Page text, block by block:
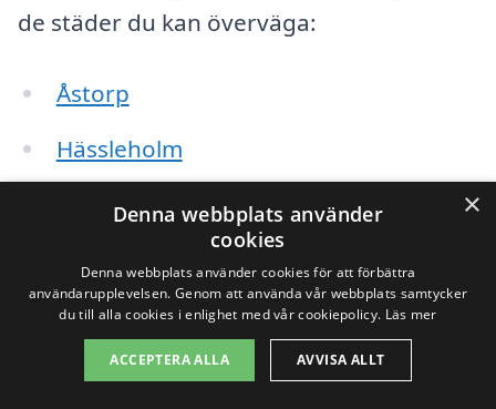
de städer du kan överväga:
Åstorp
Hässleholm
Klippan
Båstad
Skåne Tranås
×
Denna webbplats använder
cookies
Denna webbplats använder cookies för att förbättra
användarupplevelsen. Genom att använda vår webbplats samtycker
du till alla cookies i enlighet med vår cookiepolicy. Läs mer
ACCEPTERA ALLA AVVISA ALLT